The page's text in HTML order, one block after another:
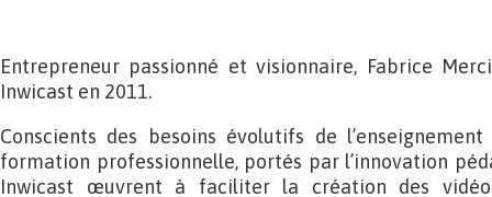
Entrepreneur passionné et visionnaire, Fabrice
Inwicast en 2011.
Conscients des besoins évolutifs de
formation professionnelle, portés par l’innovation
Inwicast œuvrent à faciliter la création des